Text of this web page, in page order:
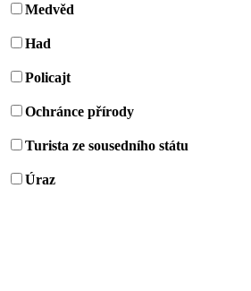
Medvěd
Had
Policajt
Ochránce přírody
Turista ze sousedního státu
Úraz